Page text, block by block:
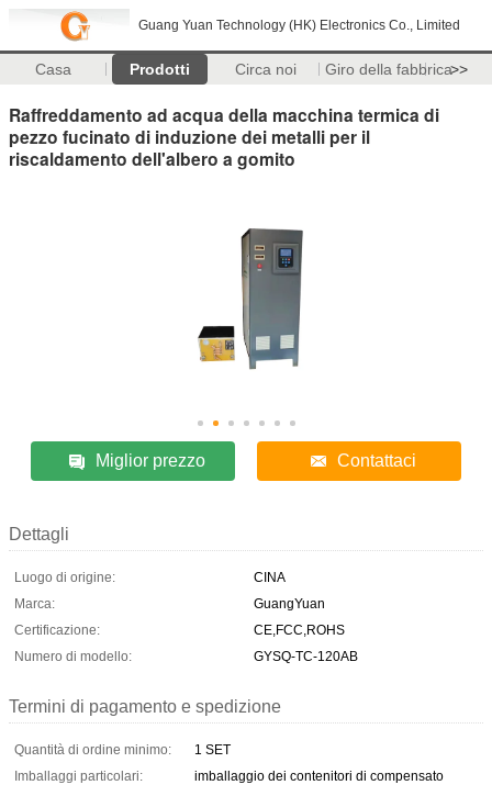
Guang Yuan Technology (HK) Electronics Co., Limited
Casa Prodotti Circa noi Giro della fabbrica>>
Raffreddamento ad acqua della macchina termica di
pezzo fucinato di induzione dei metalli per il
riscaldamento dell'albero a gomito
Miglior prezzo Contattaci
Dettagli
Luogo di origine:
CINA
Marca:
GuangYuan
Certificazione:
CE,FCC,ROHS
Numero di modello:
GYSQ-TC-120AB
Termini di pagamento e spedizione
Quantità di ordine minimo:
1 SET
Imballaggi particolari:
imballaggio dei contenitori di compensato